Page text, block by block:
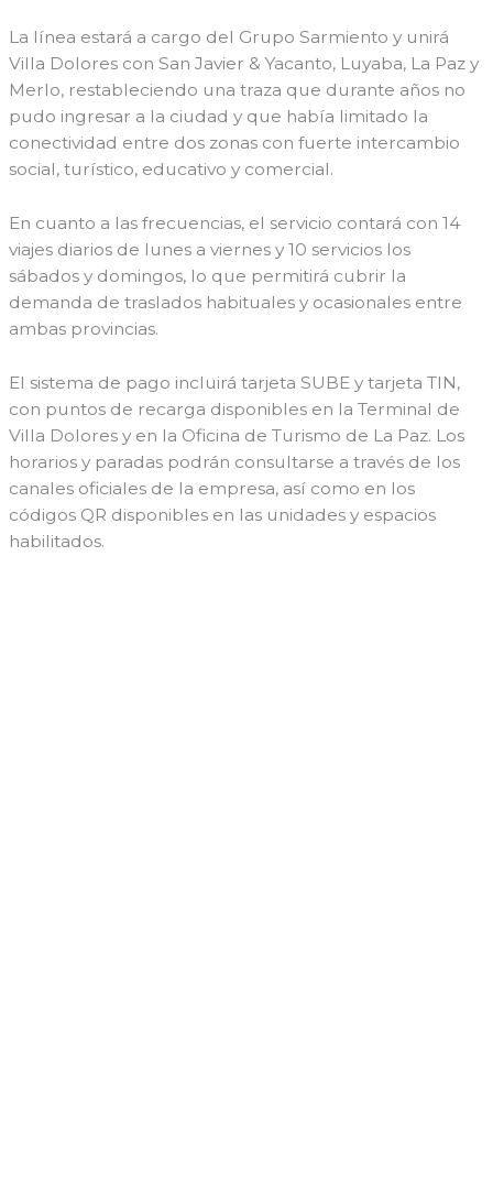
La línea estará a cargo del Grupo Sarmiento y unirá
Villa Dolores con San Javier & Yacanto, Luyaba, La Paz y
Merlo, restableciendo una traza que durante años no
pudo ingresar a la ciudad y que había limitado la
conectividad entre dos zonas con fuerte intercambio
social, turístico, educativo y comercial.
En cuanto a las frecuencias, el servicio contará con 14
viajes diarios de lunes a viernes y 10 servicios los
sábados y domingos, lo que permitirá cubrir la
demanda de traslados habituales y ocasionales entre
ambas provincias.
El sistema de pago incluirá tarjeta SUBE y tarjeta TIN,
con puntos de recarga disponibles en la Terminal de
Villa Dolores y en la Oficina de Turismo de La Paz. Los
horarios y paradas podrán consultarse a través de los
canales oficiales de la empresa, así como en los
códigos QR disponibles en las unidades y espacios
habilitados.